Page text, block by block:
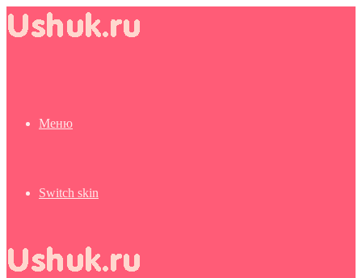
Меню
Switch skin